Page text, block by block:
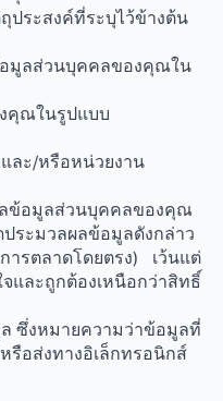
ประสงค์ที่ระบุไว้ข้างต้น
มูลส่วนบุคคลของคุณใน
คุณในรูปแบบ
และ/หรือหน่วยงาน
ลข้อมูลส่วนบุคคลของคุณ
ระมวลผลข้อมูลดังกล่าว
ารตลาดโดยตรง) เว้นแต่
ละถูกต้องเหนือกว่าสิทธิ์
ซึ่งหมายความว่าข้อมูลที่
รือส่งทางอิเล็กทรอนิกส์